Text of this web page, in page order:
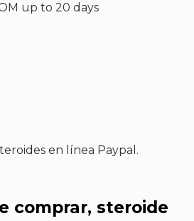
up to 20 days
en línea Paypal.
comprar, steroide